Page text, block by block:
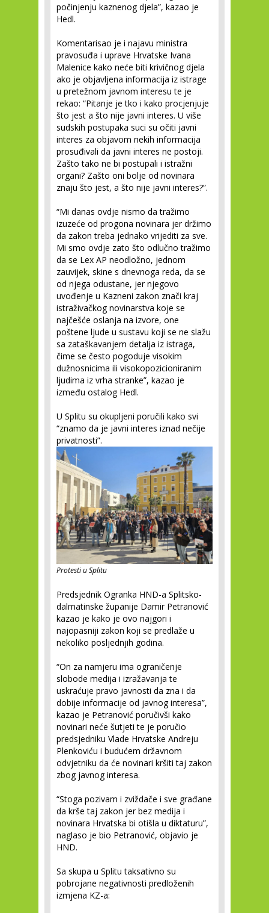
počinjenju kaznenog djela”, kazao je
Hedl.
Komentarisao je i najavu ministra
pravosuđa i uprave Hrvatske Ivana
Malenice kako neće biti krivičnog djela
ako je objavljena informacija iz istrage
u pretežnom javnom interesu te je
rekao: “Pitanje je tko i kako procjenjuje
što jest a što nije javni interes. U više
sudskih postupaka suci su očiti javni
interes za objavom nekih informacija
prosuđivali da javni interes ne postoji.
Zašto tako ne bi postupali i istražni
organi? Zašto oni bolje od novinara
znaju što jest, a što nije javni interes?”.
“Mi danas ovdje nismo da tražimo
izuzeće od progona novinara jer držimo
da zakon treba jednako vrijediti za sve.
Mi smo ovdje zato što odlučno tražimo
da se Lex AP neodložno, jednom
zauvijek, skine s dnevnoga reda, da se
od njega odustane, jer njegovo
uvođenje u Kazneni zakon znači kraj
istraživačkog novinarstva koje se
najčešće oslanja na izvore, one
poštene ljude u sustavu koji se ne slažu
sa zataškavanjem detalja iz istraga,
čime se često pogoduje visokim
dužnosnicima ili visokopozicioniranim
ljudima iz vrha stranke”, kazao je
između ostalog Hedl.
U Splitu su okupljeni poručili kako svi
“znamo da je javni interes iznad nečije
privatnosti”.
Protesti u Splitu
Predsjednik Ogranka HND-a Splitsko-
dalmatinske županije Damir Petranović
kazao je kako je ovo najgori i
najopasniji zakon koji se predlaže u
nekoliko posljednjih godina.
“On za namjeru ima ograničenje
slobode medija i izražavanja te
uskraćuje pravo javnosti da zna i da
dobije informacije od javnog interesa”,
kazao je Petranović poručivši kako
novinari neće šutjeti te je poručio
predsjedniku Vlade Hrvatske Andreju
Plenkoviću i budućem državnom
odvjetniku da će novinari kršiti taj zakon
zbog javnog interesa.
“Stoga pozivam i zviždače i sve građane
da krše taj zakon jer bez medija i
novinara Hrvatska bi otišla u diktaturu”,
naglaso je bio Petranović, objavio je
HND.
Sa skupa u Splitu taksativno su
pobrojane negativnosti predloženih
izmjena KZ-a: